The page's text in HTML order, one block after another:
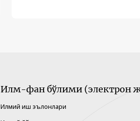
Илм-фан бўлими (электрон
Илмий иш эълонлари